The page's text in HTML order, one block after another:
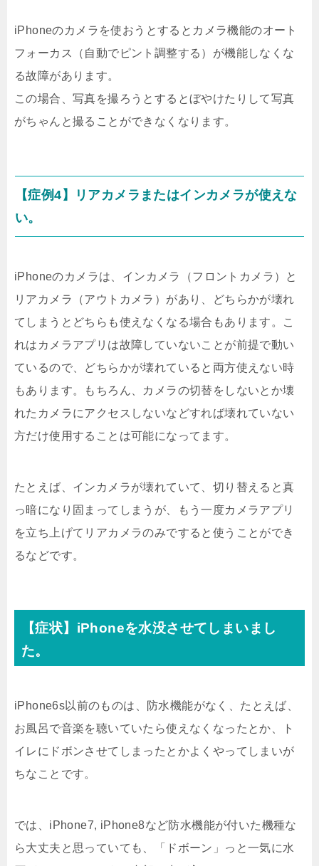
iPhoneのカメラを使おうとするとカメラ機能のオート
フォーカス（自動でピント調整する）が機能しなくな
る故障があります。
この場合、写真を撮ろうとするとぼやけたりして写真
がちゃんと撮ることができなくなります。
【症例4】リアカメラまたはインカメラが使えな
い。
iPhoneのカメラは、インカメラ（フロントカメラ）と
リアカメラ（アウトカメラ）があり、どちらかが壊れ
てしまうとどちらも使えなくなる場合もあります。こ
れはカメラアプリは故障していないことが前提で動い
ているので、どちらかが壊れていると両方使えない時
もあります。もちろん、カメラの切替をしないとか壊
れたカメラにアクセスしないなどすれば壊れていない
方だけ使用することは可能になってます。
たとえば、インカメラが壊れていて、切り替えると真
っ暗になり固まってしまうが、もう一度カメラアプリ
を立ち上げてリアカメラのみですると使うことができ
るなどです。
【症状】iPhoneを水没させてしまいまし
た。
iPhone6s以前のものは、防水機能がなく、たとえば、
お風呂で音楽を聴いていたら使えなくなったとか、ト
イレにドボンさせてしまったとかよくやってしまいが
ちなことです。
では、iPhone7, iPhone8など防水機能が付いた機種な
ら大丈夫と思っていても、「ドボーン」っと一気に水